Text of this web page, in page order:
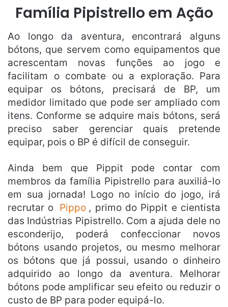
Família Pipistrello em Ação
Ao longo da aventura, encontrará alguns
bótons, que servem como equipamentos que
acrescentam novas funções ao jogo e
facilitam o combate ou a exploração. Para
equipar os bótons, precisará de BP, um
medidor limitado que pode ser ampliado com
itens. Conforme se adquire mais bótons, será
preciso saber gerenciar quais pretende
equipar, pois o BP é difícil de conseguir.
Ainda bem que Pippit pode contar com
membros da família Pipistrello para auxiliá-lo
em sua jornada! Logo no início do jogo, irá
recrutar o Pippo , primo do Pippit e cientista
das Indústrias Pipistrello. Com a ajuda dele no
esconderijo, poderá confeccionar novos
bótons usando projetos, ou mesmo melhorar
os bótons que já possui, usando o dinheiro
adquirido ao longo da aventura. Melhorar
bótons pode amplificar seu efeito ou reduzir o
custo de BP para poder equipá-lo.